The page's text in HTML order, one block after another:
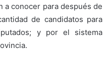
a conocer para después de
de candidatos para
y por el sistema